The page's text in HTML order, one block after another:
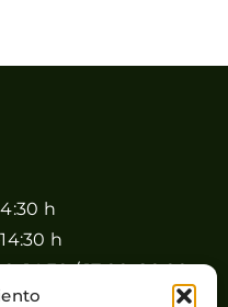
h
h
/ 17:00–20:00